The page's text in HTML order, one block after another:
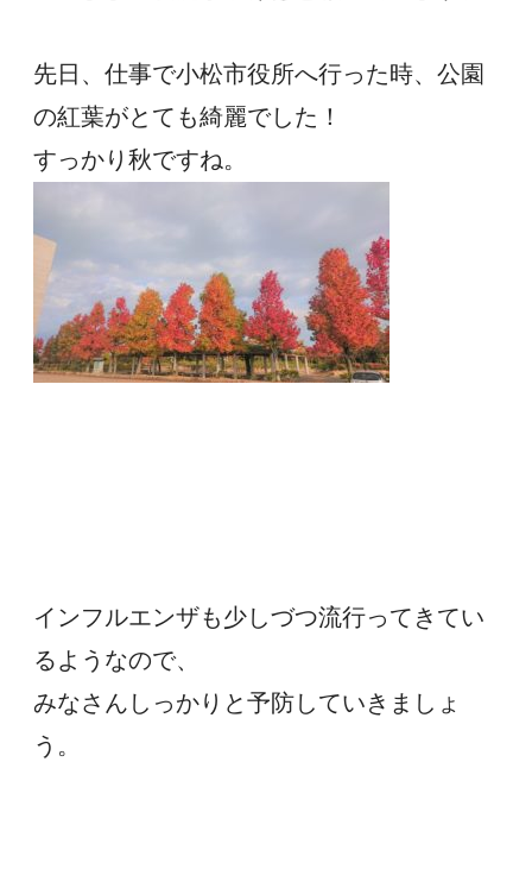
先日、仕事で小松市役所へ行った時、公園
の紅葉がとても綺麗でした！
すっかり秋ですね。
インフルエンザも少しづつ流行ってきてい
るようなので、
みなさんしっかりと予防していきましょ
う。